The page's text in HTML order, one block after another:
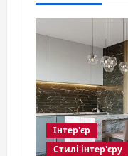
Інтер'єр
Стилі інтер'єру